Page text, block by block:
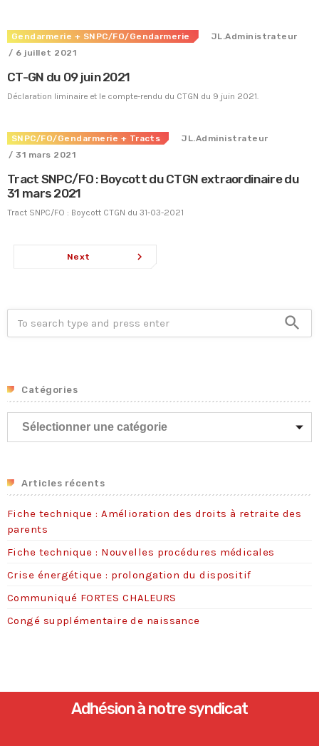
Gendarmerie + SNPC/FO/Gendarmerie
JL.Administrateur
/ 6 juillet 2021
CT-GN du 09 juin 2021
Déclaration liminaire et le compte-rendu du CTGN du 9 juin 2021.
SNPC/FO/Gendarmerie + Tracts
JL.Administrateur
/ 31 mars 2021
Tract SNPC/FO : Boycott du CTGN extraordinaire du
31 mars 2021
Tract SNPC/FO : Boycott CTGN du 31-03-2021
Next navigate_next
search
Catégories
g
o
r
i
Articles récents
Fiche technique : Amélioration des droits à retraite des
parents
Fiche technique : Nouvelles procédures médicales
Crise énergétique : prolongation du dispositif
Communiqué FORTES CHALEURS
Congé supplémentaire de naissance
Adhésion à notre syndicat